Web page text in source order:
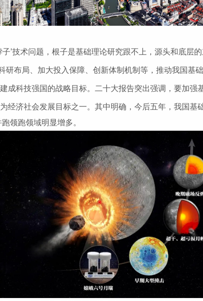
’技术问题，根子是基础理论研究跟不上，源头和底层
布局、加大投入保障、创新体制机制等，推动我国基础
成科技强国的战略目标。二十大报告突出强调，要加
经济社会发展目标之一。其中明确，今后五年，我国
领跑领域明显增多。